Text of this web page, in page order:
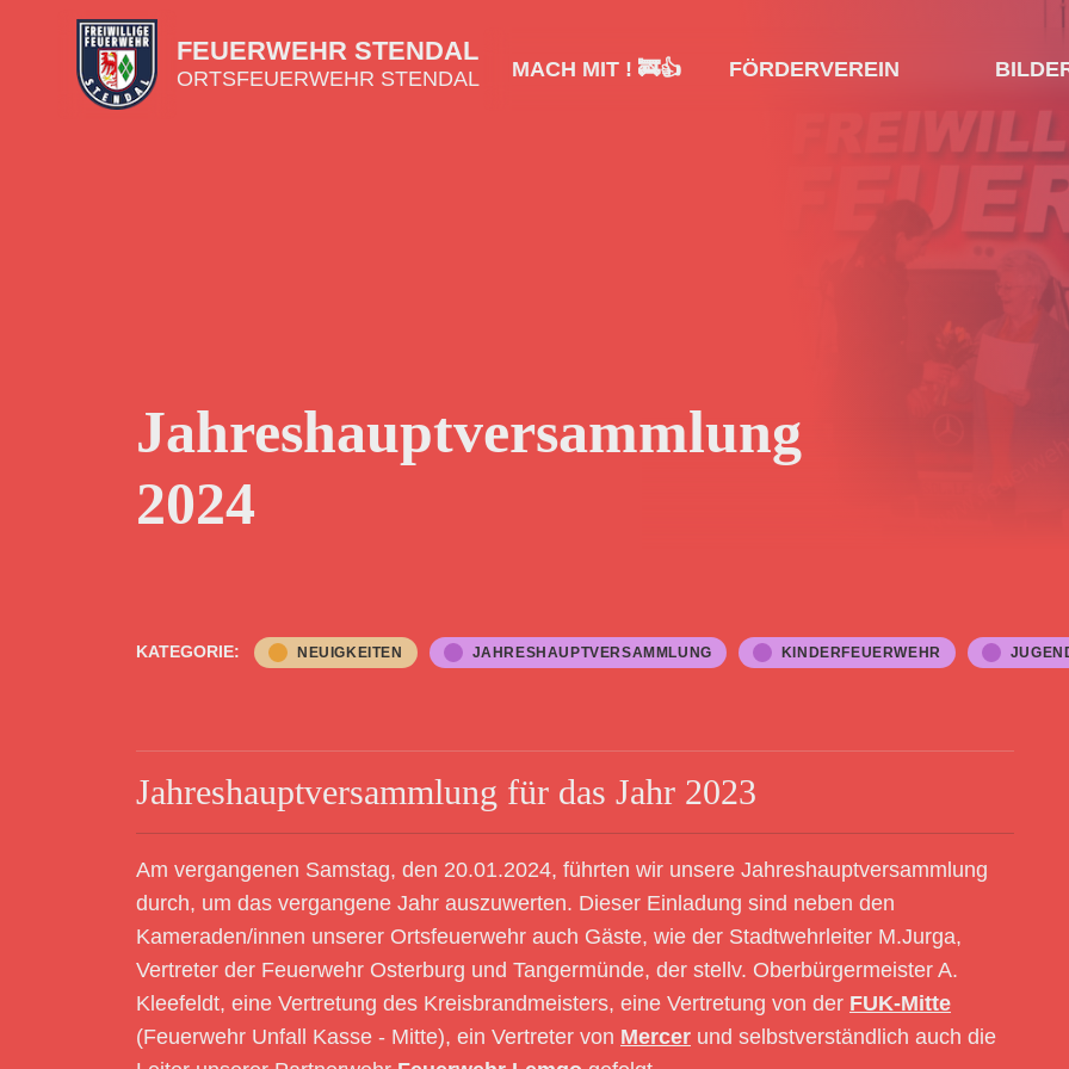
FEUERWEHR STENDAL
ORTSFEUERWEHR STENDAL MACH MIT ! 🚒👍 FÖRDERVEREIN
Jahreshauptversammlung
2024
KATEGORIE: NEUIGKEITEN JAHRESHAUPTVERSAMMLUNG KINDERFEUERWEHR
Jahreshauptversammlung für das Jahr 2023
Am vergangenen Samstag, den 20.01.2024, führten wir unsere Jahreshauptversammlung
durch, um das vergangene Jahr auszuwerten. Dieser Einladung sind neben den
Kameraden/innen unserer Ortsfeuerwehr auch Gäste, wie der Stadtwehrleiter M.Jurga,
Vertreter der Feuerwehr Osterburg und Tangermünde, der stellv. Oberbürgermeister A.
Kleefeldt, eine Vertretung des Kreisbrandmeisters, eine Vertretung von der FUK-Mitte
(Feuerwehr Unfall Kasse - Mitte), ein Vertreter von Mercer und selbstverständlich auch die